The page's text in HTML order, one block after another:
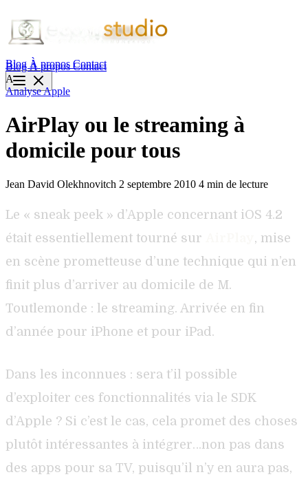
Blog À propos Contact
BlogÀ proposContact
A
AnalyseApple
AirPlay ou le streaming à
domicile pour tous
Jean David Olekhnovitch 2 septembre 2010 4 min de lecture
Le « sneak peek » d’Apple concernant iOS 4.2
était essentiellement tourné sur
, mise
en scène prometteuse d’une technique qui n’en
finit plus d’arriver au domicile de M.
Toutlemonde : le streaming. Arrivée en fin
d’année pour iPhone et pour iPad.
Dans les inconnues : sera t’il possible
d’exploiter ces fonctionnalités via le SDK
d’Apple ? Si c’est le cas, cela promet des choses
plutôt intéressantes à intégrer…non pas dans
des apps pour sa TV, puisqu’il n’y en aura pas,